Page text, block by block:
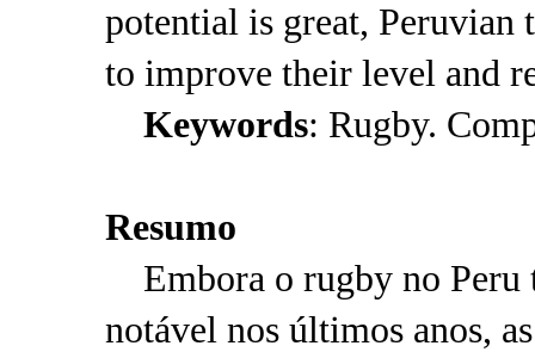
potential is great, Peruvian
to improve their level and
Keywords: Rugby.
Resumo
Embora o rugby no Peru
notável nos últimos anos,